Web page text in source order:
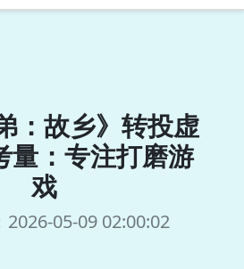
：故乡》转投虚
量：专注打磨游
戏
2026-05-09 02:00:02